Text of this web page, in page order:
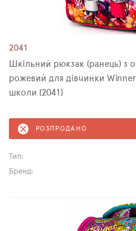
2041
Шкільний рюкзак (ранець) з
рожевий для дівчинки Winner 34х26х14 см для початкової
школи (2041)
РОЗПРОДАНО
Тип:
Бренд: